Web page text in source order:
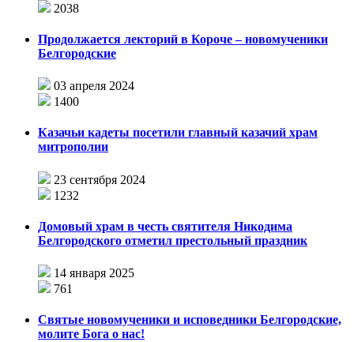
2038
Продолжается лекторий в Короче – новомученики
Белгородские
03 апреля 2024
1400
Казачьи кадеты посетили главный казачий храм
митрополии
23 сентября 2024
1232
Домовый храм в честь святителя Никодима
Белгородского отметил престольный праздник
14 января 2025
761
Святые новомученики и исповедники Белгородские,
молите Бога о нас!